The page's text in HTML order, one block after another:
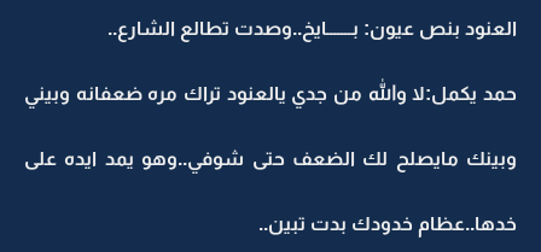
العنود بنص عيون: بـــــــايخ..وصدت تطالع الشارع..
حمد يكمل:لا والله من جدي يالعنود تراك مره ضعفانه وبيني
وبينك مايصلح لك الضعف حتى شوفي..وهو يمد ايده على
خدها..عظام خدودك بدت تبين..